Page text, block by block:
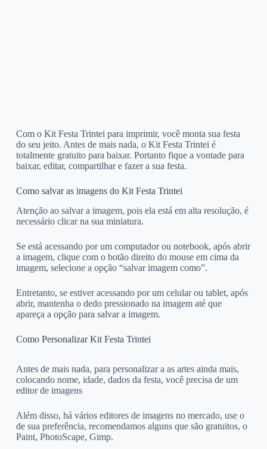
Com o Kit Festa Trintei para imprimir, você monta sua festa
do seu jeito. Antes de mais nada, o Kit Festa Trintei é
totalmente gratuito para baixar. Portanto fique a vontade para
baixar, editar, compartilhar e fazer a sua festa.
Como salvar as imagens do Kit Festa Trintei
Atenção ao salvar a imagem, pois ela está em alta resolução, é
necessário clicar na sua miniatura.
Se está acessando por um computador ou notebook, após abrir
a imagem, clique com o botão direito do mouse em cima da
imagem, selecione a opção “salvar imagem como”.
Entretanto, se estiver acessando por um celular ou tablet, após
abrir, mantenha o dedo pressionado na imagem até que
apareça a opção para salvar a imagem.
Como Personalizar Kit Festa Trintei
Antes de mais nada, para personalizar a as artes ainda mais,
colocando nome, idade, dados da festa, você precisa de um
editor de imagens
Além disso, há vários editores de imagens no mercado, use o
de sua preferência, recomendamos alguns que são gratuitos, o
Paint, PhotoScape, Gimp.